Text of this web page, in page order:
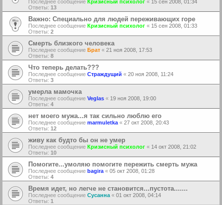
Последнее сообщение Кризисный психолог « 15 сен 2008, 01:34
Ответы: 13
Важно: Специально для людей переживающих горе
Последнее сообщение Кризисный психолог « 15 сен 2008, 01:33
Ответы: 2
Смерть близкого человека
Последнее сообщение Брат « 21 ноя 2008, 17:53
Ответы: 8
Что теперь делать???
Последнее сообщение Страждущий « 20 ноя 2008, 11:24
Ответы: 3
умерла мамочка
Последнее сообщение Veglas « 19 ноя 2008, 19:00
Ответы: 4
нет моего мужа...я так сильно люблю его
Последнее сообщение marmuletka « 27 окт 2008, 20:43
Ответы: 12
живу как будто бы он не умер
Последнее сообщение Кризисный психолог « 14 окт 2008, 21:02
Ответы: 10
Помогите...умоляю помогите пережить смерть мужа
Последнее сообщение bagira « 05 окт 2008, 01:28
Ответы: 4
Время идет, но легче не становится...пустота.......
Последнее сообщение Сусанна « 01 окт 2008, 04:14
Ответы: 1